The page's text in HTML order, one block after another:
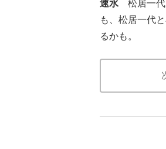
速水 松居一代
も、松居一代
るかも。